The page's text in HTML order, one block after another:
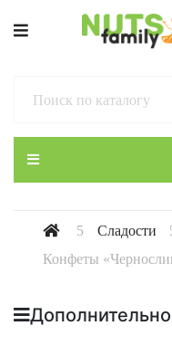
Сладости
Конфеты
Дополнительно